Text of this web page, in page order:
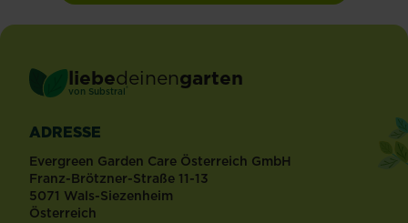
liebedeinengarten
von Substral ®
ADRESSE
Evergreen Garden Care Österreich GmbH
Franz-Brötzner-Straße 11-13
5071 Wals-Siezenheim
Österreich